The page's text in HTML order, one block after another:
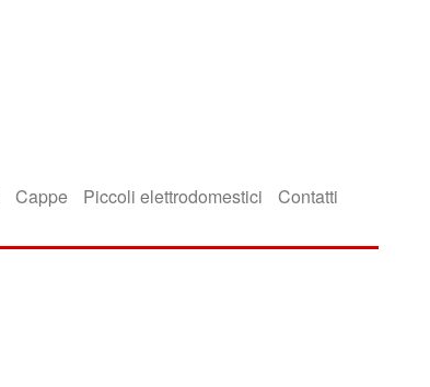
Cappe Piccoli elettrodomestici Contatti